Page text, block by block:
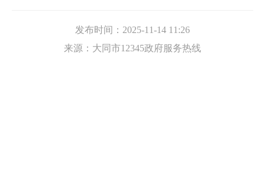
发布时间： 2025-11-14 11:26
来源： 大同市12345政府服务热线